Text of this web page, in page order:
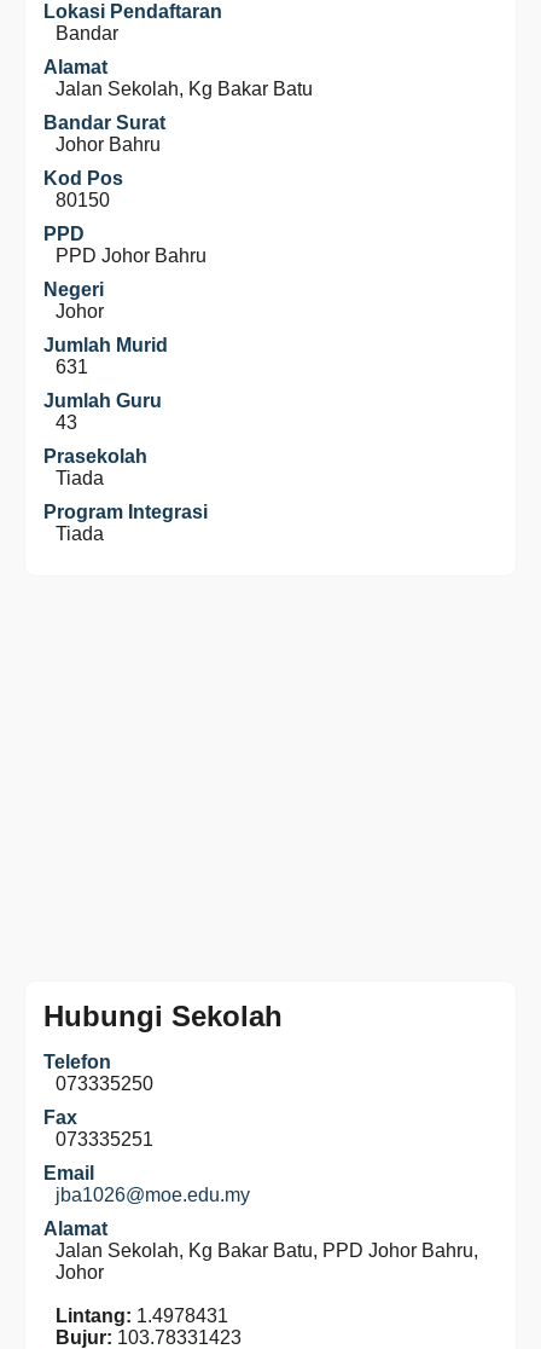
Lokasi Pendaftaran
Bandar
Alamat
Jalan Sekolah, Kg Bakar Batu
Bandar Surat
Johor Bahru
Kod Pos
80150
PPD
PPD Johor Bahru
Negeri
Johor
Jumlah Murid
631
Jumlah Guru
43
Prasekolah
Tiada
Program Integrasi
Tiada
Hubungi Sekolah
Telefon
073335250
Fax
073335251
Email
jba1026@moe.edu.my
Alamat
Jalan Sekolah, Kg Bakar Batu, PPD Johor Bahru,
Johor
Lintang: 1.4978431
Bujur: 103.78331423